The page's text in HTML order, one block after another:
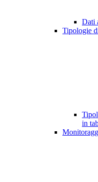
Dati
Tipologie
in